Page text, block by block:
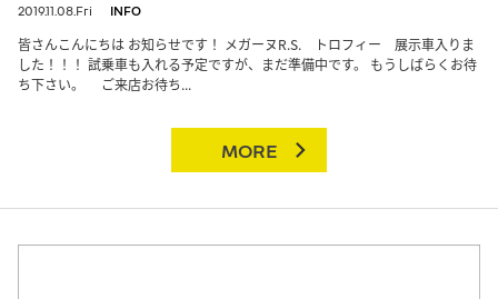
2019.11.08.Fri INFO
皆さんこんにちは お知らせです！ メガーヌR.S. トロフィー 展示車入りま
した！！！ 試乗車も入れる予定ですが、まだ準備中です。 もうしばらくお待
ち下さい。 ご来店お待ち...
MORE